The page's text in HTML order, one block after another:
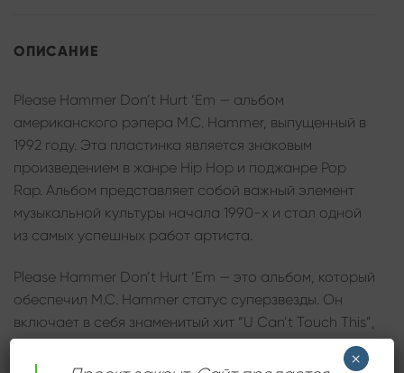
ОПИСАНИЕ
Please Hammer Don’t Hurt ‘Em — альбом
американского рэпера M.C. Hammer, выпущенный в
1992 году. Эта пластинка является знаковым
произведением в жанре Hip Hop и поджанре Pop
Rap. Альбом представляет собой важный элемент
музыкальной культуры начала 1990-х и стал одной
из самых успешных работ артиста.
Please Hammer Don’t Hurt ‘Em — это альбом, который
обеспечил M.C. Hammer статус суперзвезды. Он
включает в себя знаменитый хит “U Can’t Touch This”,
который принес ему всемирную известность
благодаря уникальному сочетанию рэпа и фанк-×